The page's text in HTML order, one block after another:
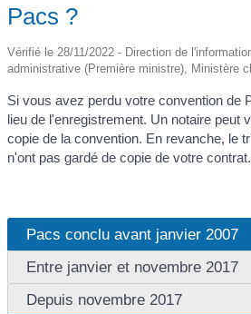
Pacs ?
Vérifié le 28/11/2022 - Direction de
administrative (Première ministre), Ministère
Si vous avez perdu votre convention de
lieu de l'enregistrement. Un notaire peut
copie de la convention. En revanche, le
n'ont pas gardé de copie de votre contrat.
Pacs conclu avant janvier 2007
Entre janvier et novembre 2017
Depuis novembre 2017